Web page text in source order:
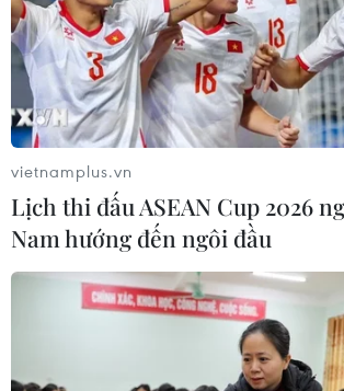
vietnamplus.vn
Lịch thi đấu ASEAN Cup 2026
Nam hướng đến ngôi đầu